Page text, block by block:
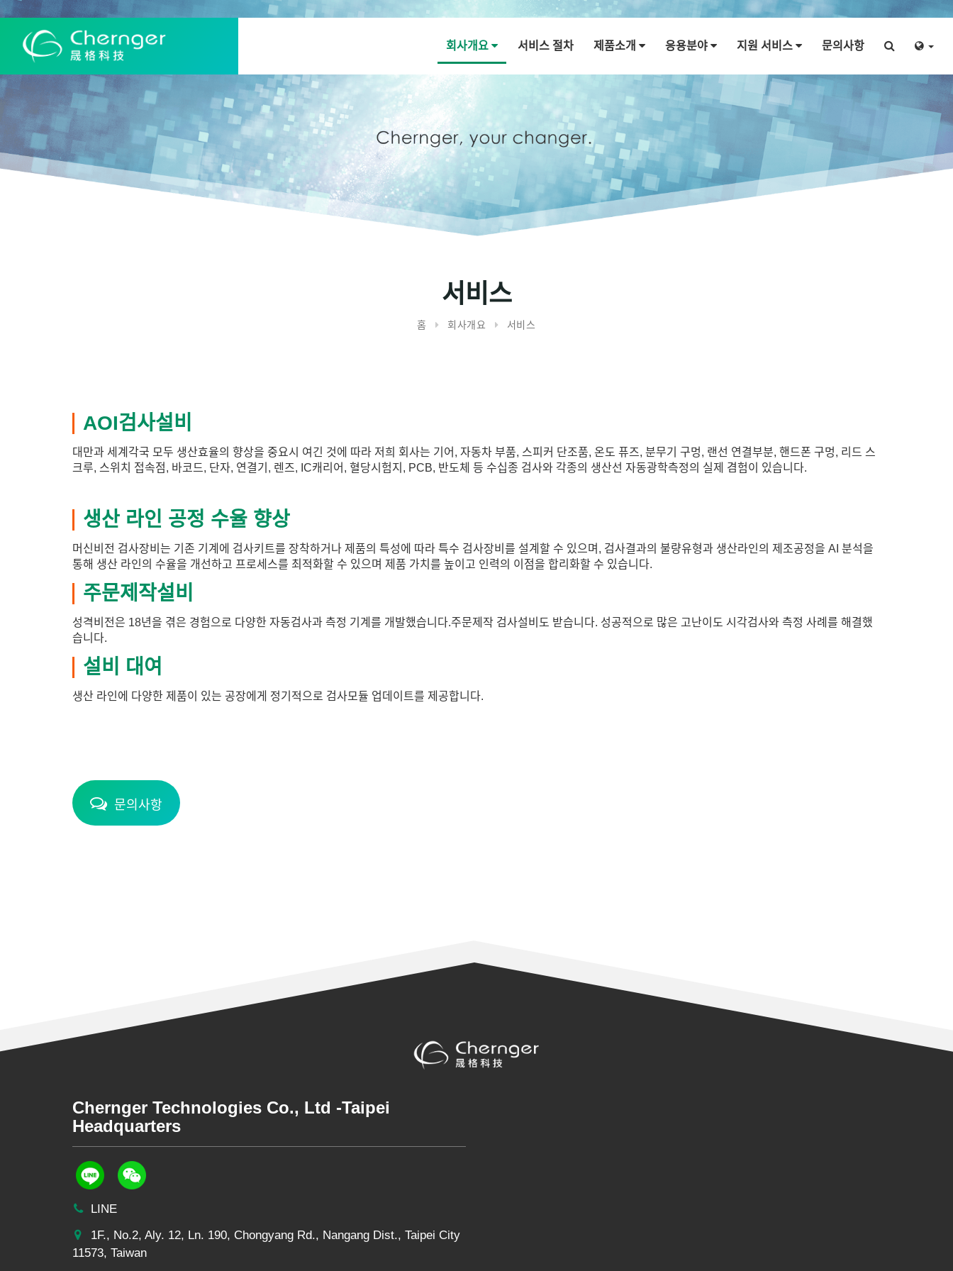
회사개요 서비스 절차 제품소개 응용분야 지원 서비스 문의사항
서비스
홈 회사개요 서비스
AOI검사설비
대만과 세계각국 모두 생산효율의 향상을 중요시 여긴 것에 따라 저희 회사는 기어, 자동차 부품, 스피커 단조품, 온도 퓨즈, 분무기 구멍, 랜선 연결부분, 핸드폰 구멍, 리드 스
크루, 스위치 접속점, 바코드, 단자, 연결기, 렌즈, IC캐리어, 혈당시험지, PCB, 반도체 등 수십종 검사와 각종의 생산선 자동광학측정의 실제 겸험이 있습니다.
생산 라인 공정 수율 향상
머신비전 검사장비는 기존 기계에 검사키트를 장착하거나 제품의 특성에 따라 특수 검사장비를 설계할 수 있으며, 검사결과의 불량유형과 생산라인의 제조공정을 AI 분석을
통해 생산 라인의 수율을 개선하고 프로세스를 최적화할 수 있으며 제품 가치를 높이고 인력의 이점을 합리화할 수 있습니다.
주문제작설비
성격비전은 18년을 겪은 경험으로 다양한 자동검사과 측정 기계를 개발했습니다.주문제작 검사설비도 받습니다. 성공적으로 많은 고난이도 시각검사와 측정 사례를 해결했
습니다.
설비 대여
생산 라인에 다양한 제품이 있는 공장에게 정기적으로 검사모듈 업데이트를 제공합니다.
문의사항
Chernger Technologies Co., Ltd -Taipei
Headquarters
LINE
1F., No.2, Aly. 12, Ln. 190, Chongyang Rd., Nangang Dist., Taipei City
11573, Taiwan